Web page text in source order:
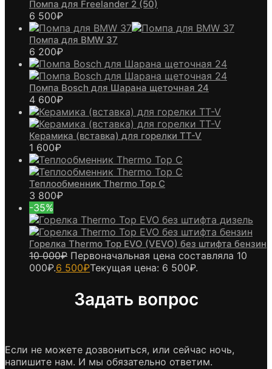
Помпа для Freelander 2 (50)
6 500₽
Помпа для BMW 37
6 200₽
Помпа Bosch для Шарана щеточная 24
4 600₽
Керамика (вставка) для горелки TT-V
1 600₽
Теплообменник Thermo Top C
3 800₽
-35%
Горелка Thermo Top EVO (VEVO) без штифта бензин
10 000₽ Первоначальная цена составляла 10
000₽.6 500₽Текущая цена: 6 500₽.
Задать вопрос
Если не можете дозвониться, или сейчас ночь,
напишите нам. И мы обязательно ответим.